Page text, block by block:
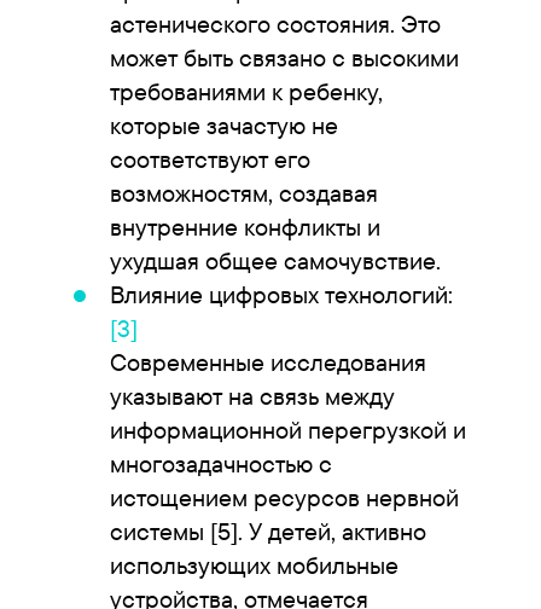
астенического состояния. Это
может быть связано с высокими
требованиями к ребенку,
которые зачастую не
соответствуют его
возможностям, создавая
внутренние конфликты и
ухудшая общее самочувствие.
Влияние цифровых технологий:
[3]
Современные исследования
указывают на связь между
информационной перегрузкой и
многозадачностью с
истощением ресурсов нервной
системы [5]. У детей, активно
использующих мобильные
устройства, отмечается